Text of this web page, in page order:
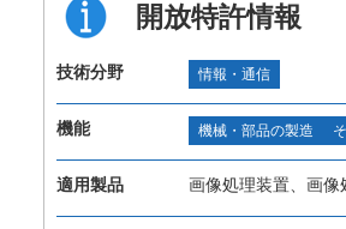
開放特許情報
技術分野 情報・通信
機能 機械・部品の製造
適用製品 画像処理装置、画像